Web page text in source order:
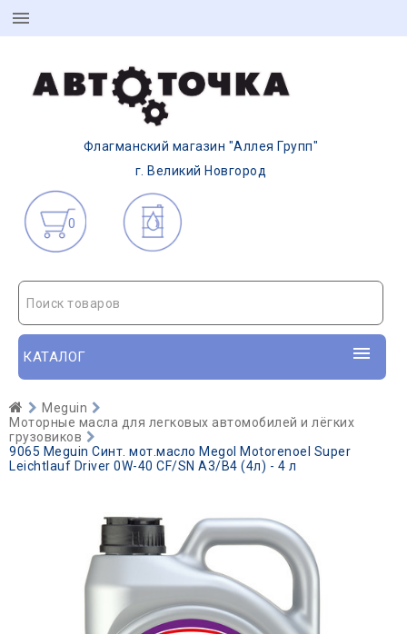
Флагманский магазин "Аллея Групп"
г. Великий Новгород
0
Поиск товаров
КАТАЛОГ
Meguin
Моторные масла для легковых автомобилей и лёгких
грузовиков
9065 Meguin Синт. мот.масло Megol Motorenoel Super
Leichtlauf Driver 0W-40 CF/SN A3/B4 (4л) - 4 л